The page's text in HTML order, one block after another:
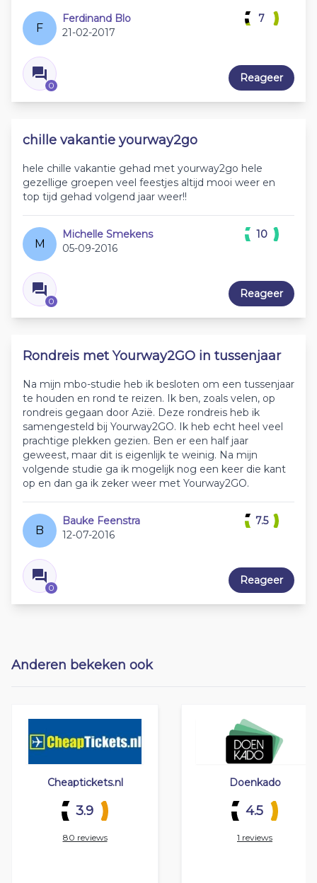
F
Ferdinand Blo
21-02-2017
0
7
Reageer
chille vakantie yourway2go
hele chille vakantie gehad met yourway2go hele
gezellige groepen veel feestjes altijd mooi weer en
top tijd gehad volgend jaar weer!!
M
Michelle Smekens
05-09-2016
0
10
Reageer
Rondreis met Yourway2GO in tussenjaar
Na mijn mbo-studie heb ik besloten om een tussenjaar
te houden en rond te reizen. Ik ben, zoals velen, op
rondreis gegaan door Azië. Deze rondreis heb ik
samengesteld bij Yourway2GO. Ik heb echt heel veel
prachtige plekken gezien. Ben er een half jaar
geweest, maar dit is eigenlijk te weinig. Na mijn
volgende studie ga ik mogelijk nog een keer die kant
op en dan ga ik zeker weer met Yourway2GO.
B
Bauke Feenstra
12-07-2016
0
7.5
Reageer
Anderen bekeken ook
Cheaptickets.nl
3.9
80 reviews
Doenkado
4.5
1 reviews